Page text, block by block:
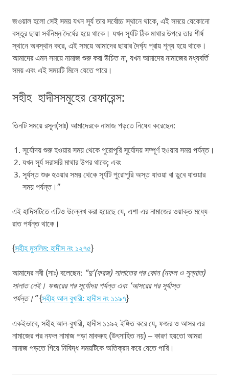
জওয়াল হলো সেই সময় যখন সূর্য তার সর্বোচ্চ স্থানে থাকে, এই সময়ে যেকোনো
বস্তুর ছায়া সর্বনিম্ন দৈর্ঘের হয়ে থাকে। যখন সূর্যটি ঠিক মাথার উপরে তার শীর্ষ
স্থানে অবস্থান করে, এই সময়ে আমাদের ছায়ার দৈর্ঘ্য প্রায় শূন্য হয়ে থাকে।
আমাদের এমন সময়ে নামাজ শুরু করা উচিত না, যখন আমাদের নামাজের মধ্যবর্তি
সময় এবং এই সময়টি মিলে যেতে পারে।
সহীহ হাদীসসমূহের রেফারেন্স:
তিনটি সময়ে রসূল(সাঃ) আমাদেরকে নামাজ পড়তে নিষেধ করেছেন:
সূর্যোদয় শুরু হওয়ার সময় থেকে পুরোপুরি সূর্যোদয় সম্পূর্ণ হওয়ার সময় পর্যন্ত।
যখন সূর্য সরাসরি মাথার উপর থাকে; এবং
সূর্যস্ত শুরু হওয়ার সময় থেকে সূর্যটি পুরোপুরি অস্ত যাওয়া বা ডুবে যাওয়ার
সময় পর্যন্ত।”
এই হাদিসটিতে এটিও উল্লেখ করা হয়েছে যে, এশা-এর নামাজের ওয়াক্ত মধ্যে-
রাত পর্যন্ত থাকে।
{সহীহ মুসলিম: হাদীস নং ১২৭৫}
আমাদের নবী (সাঃ) বলেছেন: “দু’(ফরজ) সালাতের পর কোন (নফল ও সুন্নাত)
সালাত নেই। ফজরের পর সূর্যোদয় পর্যন্ত এবং ‘আসরের পর সূর্যাস্ত
পর্যন্ত।”{সহীহ আল বুখারী: হাদীস নং ১১৯৭}
একইভাবে, সহীহ আল-বুখারী, হাদীস ১১৯২ ইঙ্গিত করে যে, ফজর ও আসর এর
নামাজের পর নফল নামাজ পড়া মাকরুহ (উৎসাহিত নয়) – কারণ হয়তো আমরা
নামাজ পড়তে গিয়ে নিষিদ্ধ সময়টিকে অতিক্রম করে যেতে পারি।